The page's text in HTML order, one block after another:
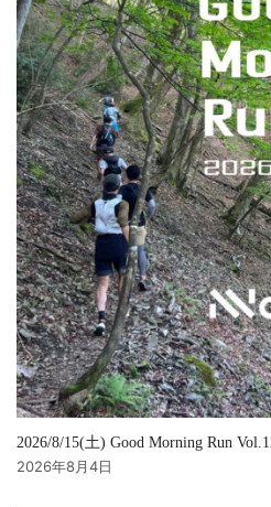
2026/8/15(土) Good Morning Run
2026年8月4日